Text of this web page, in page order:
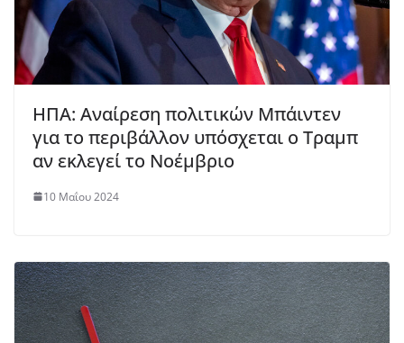
ΗΠΑ: Αναίρεση πολιτικών Μπάιντεν
για το περιβάλλον υπόσχεται ο Τραμπ
αν εκλεγεί το Νοέμβριο
10 Μαΐου 2024